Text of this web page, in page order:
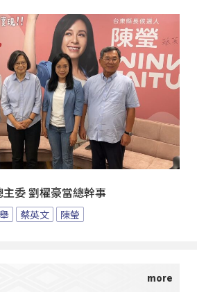
委 劉櫂豪當總幹事
蔡英文 陳瑩